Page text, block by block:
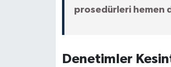
prosedürleri hemen
Denetimler